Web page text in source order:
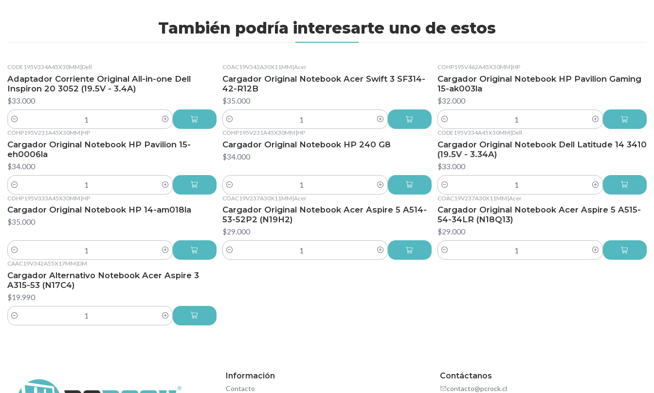
También podría interesarte uno de estos
CODE195V334A45X30MM |Dell
Adaptador Corriente Original All-in-one Dell
Inspiron 20 3052 (19.5V - 3.4A)
$33.000
Cantidad
COAC19V342A30X11MM |Acer
Cargador Original Notebook Acer Swift 3 SF314-
42-R12B
$35.000
Cantidad
COHP195V462A45X30MM |HP
Cargador Original Notebook HP Pavilion Gaming
15-ak003la
$32.000
Cantidad
COHP195V231A45X30MM |HP
Cargador Original Notebook HP Pavilion 15-
eh0006la
$34.000
Cantidad
COHP195V231A45X30MM |HP
Cargador Original Notebook HP 240 G8
$34.000
Cantidad
CODE195V334A45X30MM |Dell
Cargador Original Notebook Dell Latitude 14 3410
(19.5V - 3.34A)
$33.000
Cantidad
COHP195V333A45X30MM |HP
Cargador Original Notebook HP 14-am018la
$35.000
Cantidad
COAC19V237A30X11MM |Acer
Cargador Original Notebook Acer Aspire 5 A514-
53-52P2 (N19H2)
$29.000
Cantidad
COAC19V237A30X11MM |Acer
Cargador Original Notebook Acer Aspire 5 A515-
54-34LR (N18Q13)
$29.000
Cantidad
CAAC19V342A55X17MM |DM
Cargador Alternativo Notebook Acer Aspire 3
A315-53 (N17C4)
$19.990
Cantidad
Información
Contacto
Contáctanos
contacto@pcrock.cl